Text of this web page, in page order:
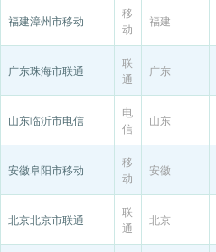
福建漳州市移动
移
动
福建
广东珠海市联通
联
通
广东
山东临沂市电信
电
信
山东
安徽阜阳市移动
移
动
安徽
北京北京市联通
联
通
北京